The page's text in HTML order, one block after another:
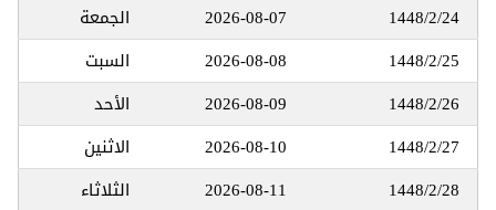
1448/2/24
2026-08-07
الجمعة
1448/2/25
2026-08-08
السبت
1448/2/26
2026-08-09
الأحد
1448/2/27
2026-08-10
الاثنين
1448/2/28
2026-08-11
الثلاثاء